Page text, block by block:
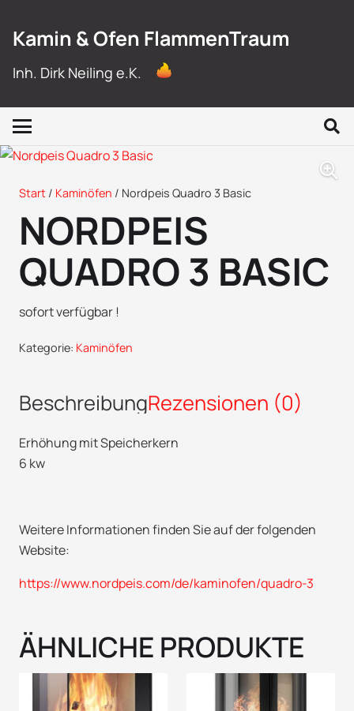
Kamin & Ofen FlammenTraum
Inh. Dirk Neiling e.K.
Start / Kaminöfen / Nordpeis Quadro 3 Basic
NORDPEIS
QUADRO 3 BASIC
sofort verfügbar !
Kategorie: Kaminöfen
BeschreibungRezensionen (0)
Erhöhung mit Speicherkern
6 kw
Weitere Informationen finden Sie auf der folgenden
Website:
https://www.nordpeis.com/de/kaminofen/quadro-3
ÄHNLICHE PRODUKTE